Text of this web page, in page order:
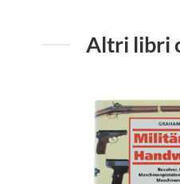
Altri libri